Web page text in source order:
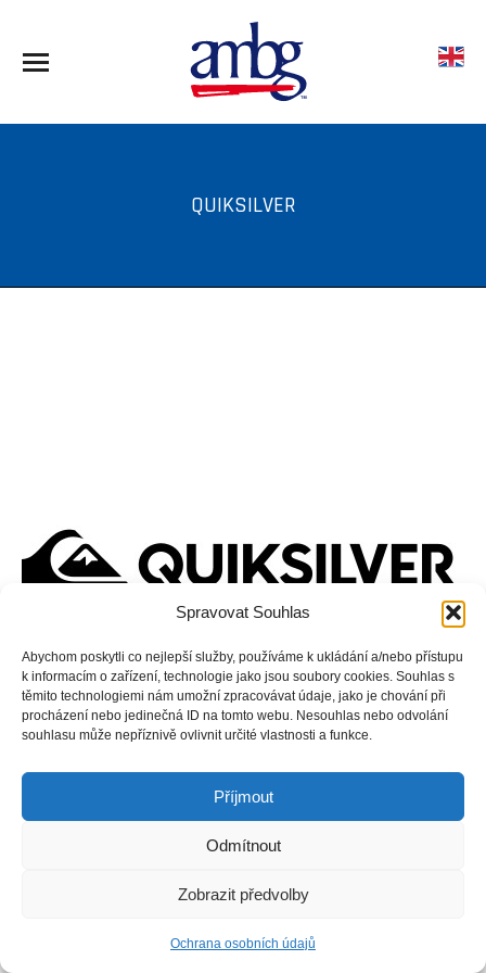
Spravovat Souhlas
Abychom poskytli co nejlepší služby, používáme k ukládání a/nebo přístupu
k informacím o zařízení, technologie jako jsou soubory cookies. Souhlas s
těmito technologiemi nám umožní zpracovávat údaje, jako je chování při
procházení nebo jedinečná ID na tomto webu. Nesouhlas nebo odvolání
souhlasu může nepříznivě ovlivnit určité vlastnosti a funkce.
Příjmout
Odmítnout
Zobrazit předvolby
Ochrana osobních údajů
QUIKSILVER